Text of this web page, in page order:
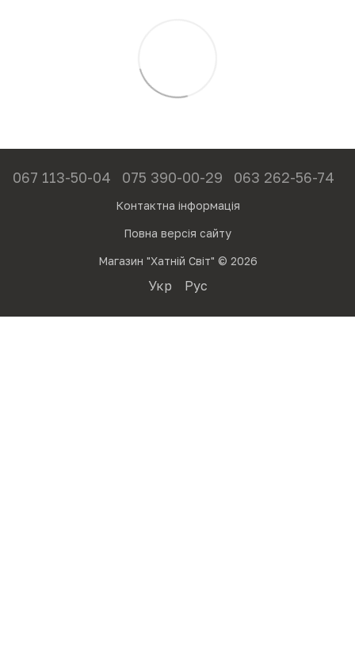
067 113-50-04 075 390-00-29 063 262-56-74
Контактна інформація
Повна версія сайту
Магазин "Хатній Світ" © 2026
Укр Рус